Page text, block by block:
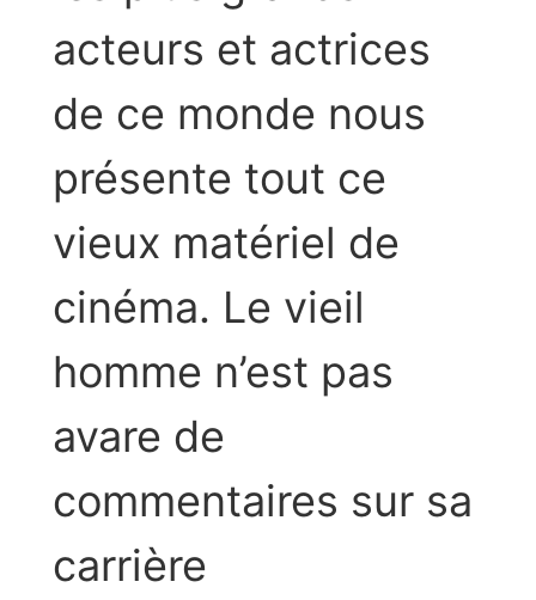
acteurs et actrices
de ce monde nous
présente tout ce
vieux matériel de
cinéma. Le vieil
homme n’est pas
avare de
commentaires sur sa
carrière